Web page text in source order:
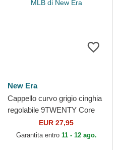
New Era
Cappello curvo grigio cinghia
regolabile 9TWENTY Core
Classic dei Pittsburgh Pirates
MLB di New Era
EUR 27,95
Garantita entro 11 - 12 ago.